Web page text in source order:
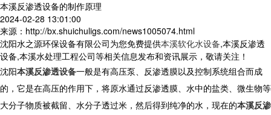
本溪反渗透设备的制作原理
2024-02-28 13:01:00
来源：http://bx.shuichuligs.com/news1005074.html
沈阳水之源环保设备有限公司为您免费提供本溪软化水设备,本溪反渗透
设备,本溪水处理工程公司等相关信息发布和资讯展示，敬请关注！
沈阳本溪反渗透设备一般是有高压泵、反渗透膜以及控制系统组合而成
的，它是在高压的作用下，将原水通过反渗透膜、水中的盐类、微生物等
大分子物质被截留、水分子透过米，然后得到纯净的水，现在的本溪反渗